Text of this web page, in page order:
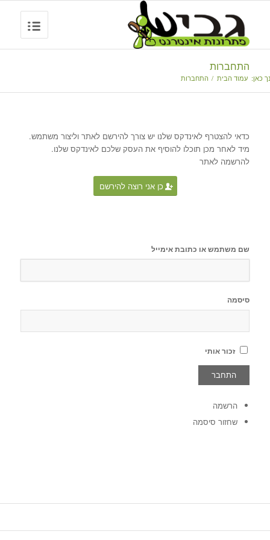
התחברות
כאן: עמוד הבית / התחברות
כדאי להצטרף לאינדקס שלנו יש צורך להירשם לאתר וליצור משתמש.
מיד לאחר מכן תוכלו להוסיף את העסק שלכם לאינדקס שלנו.
להרשמה לאתר
כן אני רוצה להירשם
שם משתמש או כתובת אימייל
סיסמה
זכור אותי
הרשמה
שחזור סיסמה